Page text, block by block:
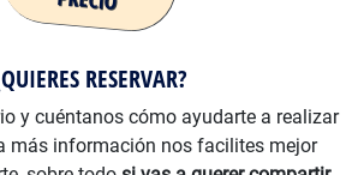
RESERVAR?
y cuéntanos cómo ayudarte a realizar
más información nos facilites mejor